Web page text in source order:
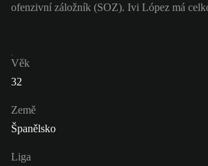
ofenzivní záložník (SOZ). Ivi López má
Věk
32
Země
Španělsko
Liga